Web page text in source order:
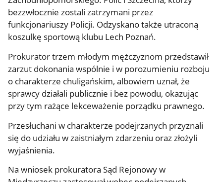
bezzwłocznie zostali zatrzymani przez
funkcjonariuszy Policji. Odzyskano także utraconą
koszulkę sportową klubu Lech Poznań.
Prokurator trzem młodym mężczyznom przedstawił
zarzut dokonania wspólnie i w porozumieniu rozboju
o charakterze chuligańskim, albowiem uznał, że
sprawcy działali publicznie i bez powodu, okazując
przy tym rażące lekceważenie porządku prawnego.
Przesłuchani w charakterze podejrzanych przyznali
się do udziału w zaistniałym zdarzeniu oraz złożyli
wyjaśnienia.
Na wniosek prokuratora Sąd Rejonowy w